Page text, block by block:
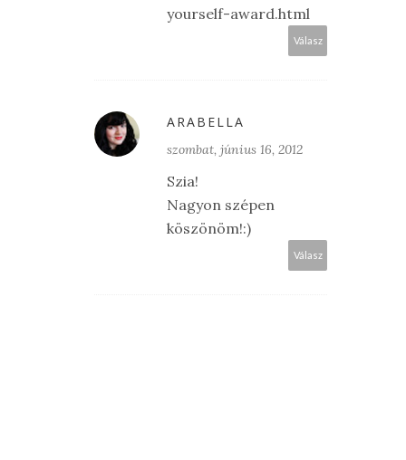
yourself-award.html
Válasz
ARABELLA
szombat, június 16, 2012
Szia!
Nagyon szépen
köszönöm!:)
Válasz